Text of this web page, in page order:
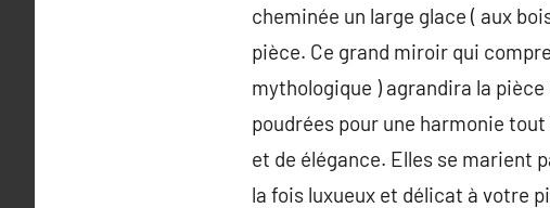
cheminée un large glace ( aux
pièce. Ce grand miroir qui
mythologique ) agrandira la
poudrées pour une harmonie
et de élégance. Elles se marient
la fois luxueux et délicat à votre